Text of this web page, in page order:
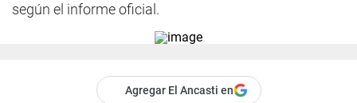
según el informe oficial.
Agregar El Ancasti en